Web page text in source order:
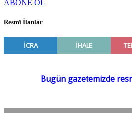
ABONE OL
Resmî İlanlar